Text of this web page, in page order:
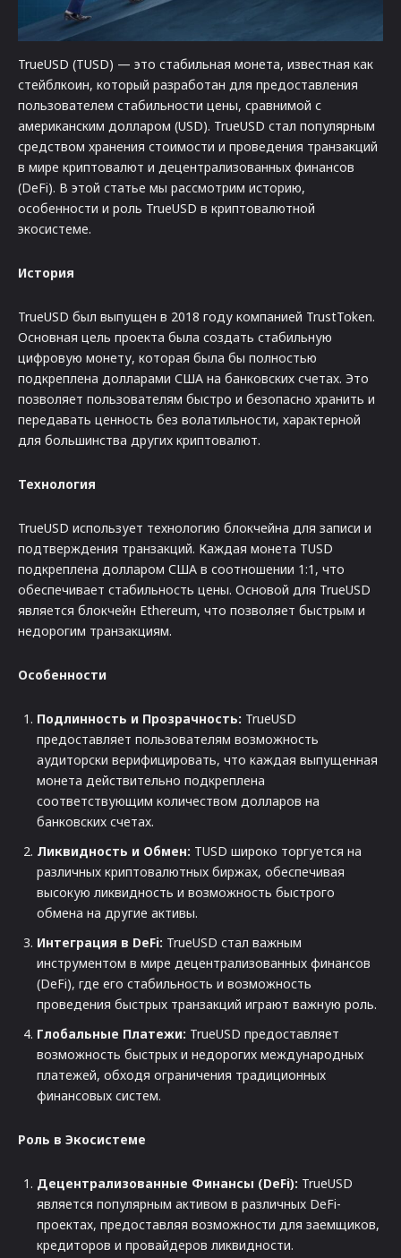
TrueUSD (TUSD) — это стабильная монета, известная как
стейблкоин, который разработан для предоставления
пользователем стабильности цены, сравнимой с
американским долларом (USD). TrueUSD стал популярным
средством хранения стоимости и проведения транзакций
в мире криптовалют и децентрализованных финансов
(DeFi). В этой статье мы рассмотрим историю,
особенности и роль TrueUSD в криптовалютной
экосистеме.
История
TrueUSD был выпущен в 2018 году компанией TrustToken.
Основная цель проекта была создать стабильную
цифровую монету, которая была бы полностью
подкреплена долларами США на банковских счетах. Это
позволяет пользователям быстро и безопасно хранить и
передавать ценность без волатильности, характерной
для большинства других криптовалют.
Технология
TrueUSD использует технологию блокчейна для записи и
подтверждения транзакций. Каждая монета TUSD
подкреплена долларом США в соотношении 1:1, что
обеспечивает стабильность цены. Основой для TrueUSD
является блокчейн Ethereum, что позволяет быстрым и
недорогим транзакциям.
Особенности
Подлинность и Прозрачность: TrueUSD
предоставляет пользователям возможность
аудиторски верифицировать, что каждая выпущенная
монета действительно подкреплена
соответствующим количеством долларов на
банковских счетах.
Ликвидность и Обмен: TUSD широко торгуется на
различных криптовалютных биржах, обеспечивая
высокую ликвидность и возможность быстрого
обмена на другие активы.
Интеграция в DeFi: TrueUSD стал важным
инструментом в мире децентрализованных финансов
(DeFi), где его стабильность и возможность
проведения быстрых транзакций играют важную роль.
Глобальные Платежи: TrueUSD предоставляет
возможность быстрых и недорогих международных
платежей, обходя ограничения традиционных
финансовых систем.
Роль в Экосистеме
Децентрализованные Финансы (DeFi): TrueUSD
является популярным активом в различных DeFi-
проектах, предоставляя возможности для заемщиков,
кредиторов и провайдеров ликвидности.